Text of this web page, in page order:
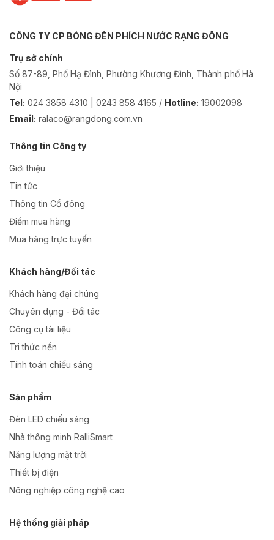
CÔNG TY CP BÓNG ĐÈN PHÍCH NƯỚC RẠNG ĐÔNG
Trụ sở chính
Số 87-89, Phố Hạ Đình, Phường Khương Đình, Thành phố Hà
Nội
Tel: 024 3858 4310 | 0243 858 4165 / Hotline: 19002098
Email: ralaco@rangdong.com.vn
Thông tin Công ty
Giới thiệu
Tin tức
Thông tin Cổ đông
Điểm mua hàng
Mua hàng trực tuyến
Khách hàng/Đối tác
Khách hàng đại chúng
Chuyên dụng - Đối tác
Công cụ tài liệu
Tri thức nền
Tính toán chiếu sáng
Sản phẩm
Đèn LED chiếu sáng
Nhà thông minh RalliSmart
Năng lượng mặt trời
Thiết bị điện
Nông nghiệp công nghệ cao
Hệ thống giải pháp